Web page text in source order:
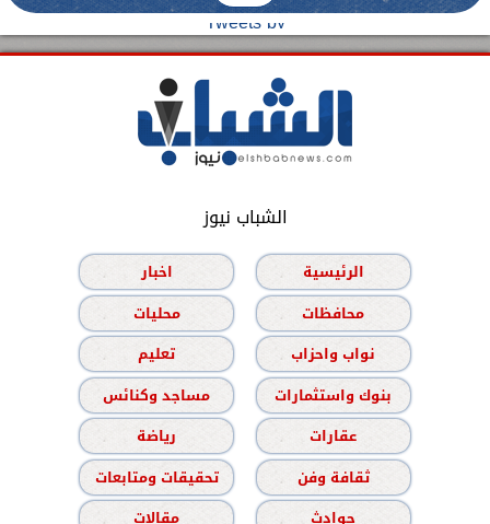
Tweets by
الشباب نيوز
الرئيسية
اخبار
محافظات
محليات
نواب واحزاب
تعليم
بنوك واستثمارات
مساجد وكنائس
عقارات
رياضة
ثقافة وفن
تحقيقات ومتابعات
حوادث
مقالات